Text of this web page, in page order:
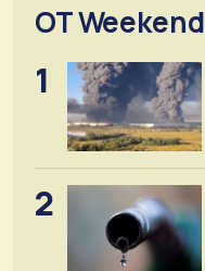
OT Weekend
1
2